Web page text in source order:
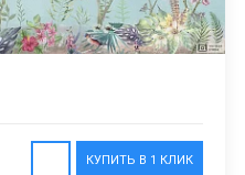
КУПИТЬ В 1 КЛИК